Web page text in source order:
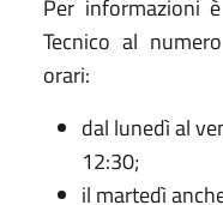
Per informazioni
Tecnico al
orari:
dal lunedì al
12:30;
il martedì